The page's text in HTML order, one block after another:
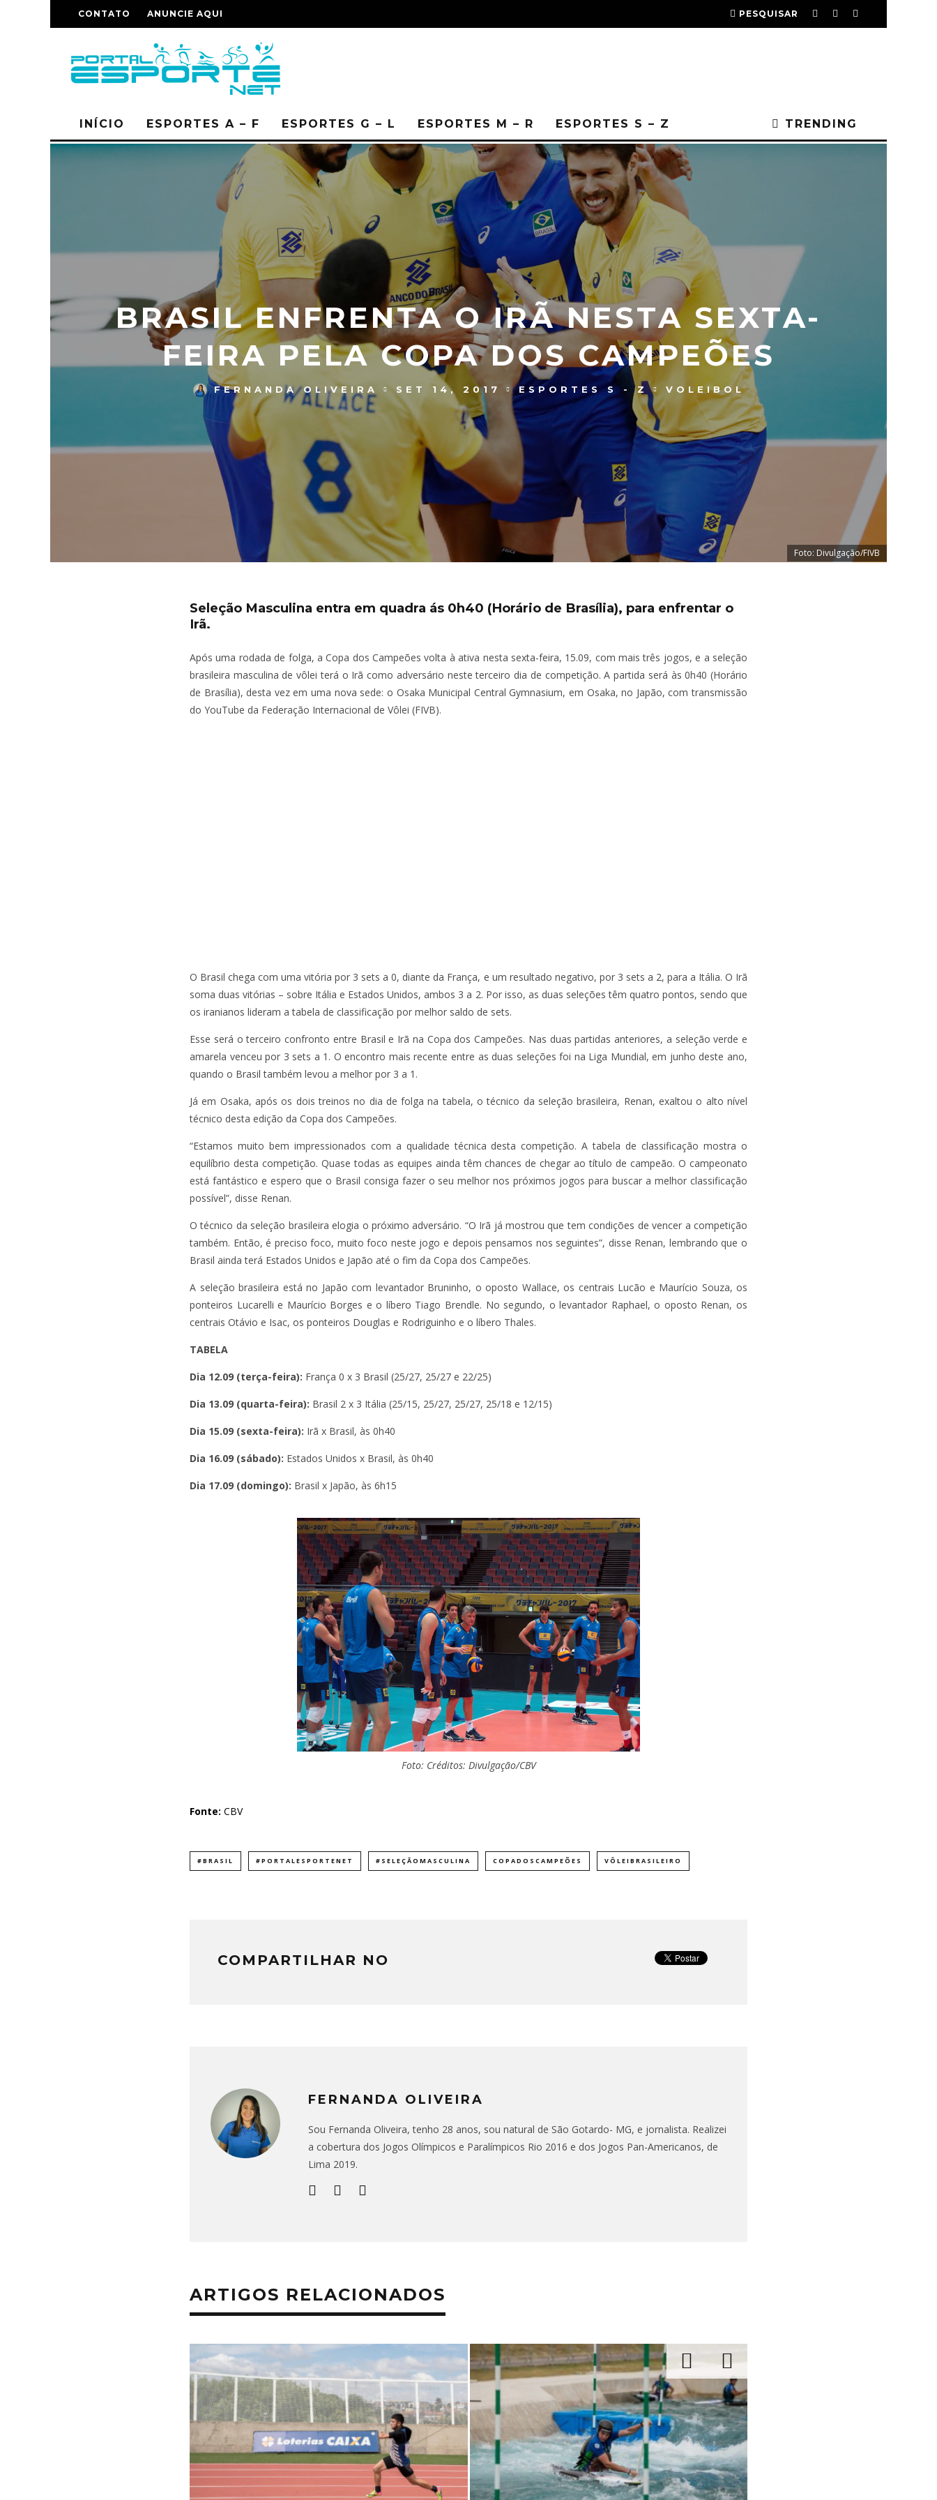
CONTATO ANUNCIE AQUI PESQUISAR
INÍCIO ESPORTES A – F ESPORTES G – L ESPORTES M – R ESPORTES S – Z TRENDING
BRASIL ENFRENTA O IRÃ NESTA SEXTA-
FEIRA PELA COPA DOS CAMPEÕES
FERNANDA OLIVEIRA SET 14, 2017 ESPORTES S - Z VOLEIBOL
Foto: Divulgação/FIVB
Seleção Masculina entra em quadra ás 0h40 (Horário de Brasília), para enfrentar o
Irã.
Após uma rodada de folga, a Copa dos Campeões volta à ativa nesta sexta-feira, 15.09, com mais três jogos, e a seleção
brasileira masculina de vôlei terá o Irã como adversário neste terceiro dia de competição. A partida será às 0h40 (Horário
de Brasília), desta vez em uma nova sede: o Osaka Municipal Central Gymnasium, em Osaka, no Japão, com transmissão
do YouTube da Federação Internacional de Vôlei (FIVB).
O Brasil chega com uma vitória por 3 sets a 0, diante da França, e um resultado negativo, por 3 sets a 2, para a Itália. O Irã
soma duas vitórias – sobre Itália e Estados Unidos, ambos 3 a 2. Por isso, as duas seleções têm quatro pontos, sendo que
os iranianos lideram a tabela de classificação por melhor saldo de sets.
Esse será o terceiro confronto entre Brasil e Irã na Copa dos Campeões. Nas duas partidas anteriores, a seleção verde e
amarela venceu por 3 sets a 1. O encontro mais recente entre as duas seleções foi na Liga Mundial, em junho deste ano,
quando o Brasil também levou a melhor por 3 a 1.
Já em Osaka, após os dois treinos no dia de folga na tabela, o técnico da seleção brasileira, Renan, exaltou o alto nível
técnico desta edição da Copa dos Campeões.
“Estamos muito bem impressionados com a qualidade técnica desta competição. A tabela de classificação mostra o
equilíbrio desta competição. Quase todas as equipes ainda têm chances de chegar ao título de campeão. O campeonato
está fantástico e espero que o Brasil consiga fazer o seu melhor nos próximos jogos para buscar a melhor classificação
possível”, disse Renan.
O técnico da seleção brasileira elogia o próximo adversário. “O Irã já mostrou que tem condições de vencer a competição
também. Então, é preciso foco, muito foco neste jogo e depois pensamos nos seguintes”, disse Renan, lembrando que o
Brasil ainda terá Estados Unidos e Japão até o fim da Copa dos Campeões.
A seleção brasileira está no Japão com levantador Bruninho, o oposto Wallace, os centrais Lucão e Maurício Souza, os
ponteiros Lucarelli e Maurício Borges e o líbero Tiago Brendle. No segundo, o levantador Raphael, o oposto Renan, os
centrais Otávio e Isac, os ponteiros Douglas e Rodriguinho e o líbero Thales.
TABELA
Dia 12.09 (terça-feira): França 0 x 3 Brasil (25/27, 25/27 e 22/25)
Dia 13.09 (quarta-feira): Brasil 2 x 3 Itália (25/15, 25/27, 25/27, 25/18 e 12/15)
Dia 15.09 (sexta-feira): Irã x Brasil, às 0h40
Dia 16.09 (sábado): Estados Unidos x Brasil, às 0h40
Dia 17.09 (domingo): Brasil x Japão, às 6h15
Foto: Créditos: Divulgação/CBV
Fonte: CBV
#BRASIL #PORTALESPORTENET #SELEÇÃOMASCULINA COPADOSCAMPEÕES VÔLEIBRASILEIRO
COMPARTILHAR NO
FERNANDA OLIVEIRA
Sou Fernanda Oliveira, tenho 28 anos, sou natural de São Gotardo- MG, e jornalista. Realizei
a cobertura dos Jogos Olímpicos e Paralímpicos Rio 2016 e dos Jogos Pan-Americanos, de
Lima 2019.
ARTIGOS RELACIONADOS